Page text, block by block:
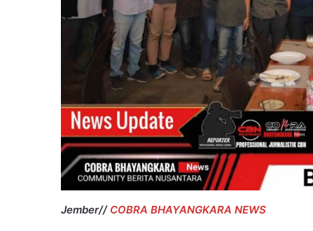
Jember// COBRA BHAYANGKARA NEWS
Main
Hakim
Sendiri